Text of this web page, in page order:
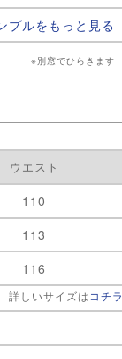
プルをもっと見る
※別窓でひらきます
ウエスト
110
113
116
しいサイズは コチラ